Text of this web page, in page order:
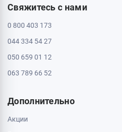
Свяжитесь с нами
0 800 403 173
044 334 54 27
050 659 01 12
063 789 66 52
Дополнительно
Акции